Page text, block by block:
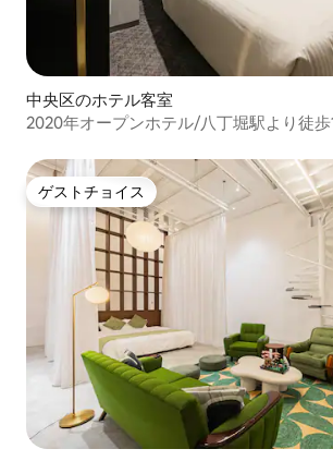
中央区のホテル客室
2020年オープンホテル/八丁堀駅より徒
ゲストチョイス
ゲストチョイス